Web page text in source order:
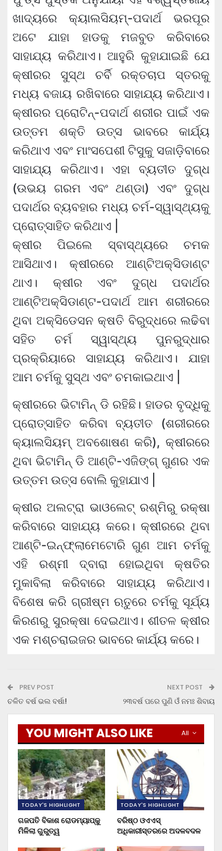
ଖାଦ୍ୟରେ କ୍ୟାଲସିୟମ୍-ପଦାର୍ଥ ଭରପୂର
ଅଟେ ଯାହା ହାଡକୁ ମଜବୁତ କରିବାରେ
ସାହାଯ୍ୟ କରିଥାଏ। ଆହୁରି କୁହାଯାଇଛି ଯେ
କ୍ଷୀରର ସୁସ୍ଥ ଚର୍ବି ରକ୍ତଚାପ ସ୍ତରକୁ
ମଧ୍ୟ ବଜାୟ ରଖିବାରେ ସାହାଯ୍ୟ କରିଥାଏ।
କ୍ଷୀରର ପ୍ରୋଟିନ୍-ପଦାର୍ଥ ଶରୀର ପାଇଁ ଏକ
ଉତ୍ତମ ଶକ୍ତି ଉତ୍ସ ଭାବରେ କାର୍ଯ୍ୟ
କରିଥାଏ ଏବଂ ମାଂସପେଶୀ ଟିସୁକୁ ସଜାଡ଼ିବାରେ
ସାହାଯ୍ୟ କରିଥାଏ। ଏହା ବ୍ୟତୀତ ଦୁଗ୍ଧ
(ଉଭୟ ଗରମ ଏବଂ ଥଣ୍ଡା) ଏବଂ ଦୁଗ୍ଧ
ପଦାର୍ଥର ବ୍ୟବହାର ମଧ୍ୟ ଚର୍ମ-ସ୍ୱାସ୍ଥ୍ୟକୁ
ପ୍ରୋତ୍ସାହିତ କରିଥାଏ |
କ୍ଷୀର ପିଇଲେ ସ୍ବାସ୍ଥ୍ୟରେ ଚମକ
ଆସିଥାଏ। କ୍ଷୀରରେ ଆଣ୍ଟିଅକ୍ସିଡାଣ୍ଟ
ଥାଏ। କ୍ଷୀର ଏବଂ ଦୁଗ୍ଧ ପଦାର୍ଥର
ଆଣ୍ଟିଅକ୍ସିଡାଣ୍ଟ-ପଦାର୍ଥ ଆମ ଶରୀରରେ
ଥିବା ଅକ୍ସିଡେସନ କ୍ଷତି ବିରୁଦ୍ଧରେ ଲଢିବା
ସହିତ ଚର୍ମ ସ୍ୱାସ୍ଥ୍ୟ ପୁନରୁଦ୍ଧାର
ପ୍ରକ୍ରିୟାରେ ସାହାଯ୍ୟ କରିଥାଏ। ଯାହା
ଆମ ଚର୍ମକୁ ସୁସ୍ଥ ଏବଂ ଚମକାଇଥାଏ |
କ୍ଷୀରରେ ଭିଟାମିନ୍ ଡି ରହିଛି। ହାଡର ବୃଦ୍ଧିକୁ
ପ୍ରୋତ୍ସାହିତ କରିବା ବ୍ୟତୀତ (ଶରୀରରେ
କ୍ୟାଲସିୟମ୍ ଅବଶୋଷଣ କରି), କ୍ଷୀରରେ
ଥିବା ଭିଟାମିନ୍ ଡି ଆଣ୍ଟି-ଏଜିଙ୍ଗ୍ ଗୁଣର ଏକ
ଉତ୍ତମ ଉତ୍ସ ବୋଲି କୁହାଯାଏ |
କ୍ଷୀର ଅଲଟ୍ରା ଭାଓଲେଟ୍ ରଶ୍ମିରୁ ରକ୍ଷା
କରିବାରେ ସାହାଯ୍ୟ କରେ। କ୍ଷୀରରେ ଥିବା
ଆଣ୍ଟି-ଇନ୍‌ଫ୍ଲାମେଟୋରି ଗୁଣ ଆମ ଚର୍ମକୁ
ଏହି ରଶ୍ମୀ ଦ୍ବାରା ହୋଇଥିବା କ୍ଷତିର
ମୁକାବିଲା କରିବାରେ ସାହାଯ୍ୟ କରିଥାଏ।
ବିଶେଷ କରି ଗ୍ରୀଷ୍ମ ଋତୁରେ ଚର୍ମକୁ ସୂର୍ଯ୍ୟ
କିରଣରୁ ସୁରକ୍ଷା ଦେଇଥାଏ। ଶୀତଳ କ୍ଷୀର
ଏକ ମଶ୍ଚରାଇଜର ଭାବରେ କାର୍ଯ୍ୟ କରେ।
PREV POST
ଚଳିତ ବର୍ଷ ଭଲ ବର୍ଷା!
NEXT POST
୨୩ବର୍ଷ ପରେ ପୁଣି ଓଁ ନମଃ ଶିବାୟ
All
YOU MIGHT ALSO LIKE
TODAY'S HIGHLIGHT
ଗଜପତି ବିକାଶ ରୋଡମ୍ୟାପ୍‌କୁ
ମିଳିଲା ଗୁରୁତ୍ୱ
TODAY'S HIGHLIGHT
ବରିଷ୍ଠ ଓଏଏସ୍‌
ଅଧିକାରୀସ୍ତରରେ ଅଦଳବଦଳ